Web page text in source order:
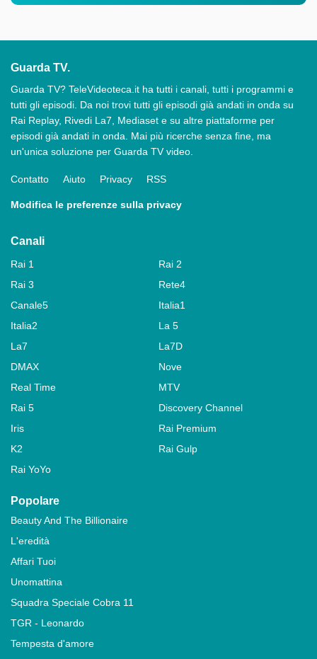
Guarda TV.
Guarda TV? TeleVideoteca.it ha tutti i canali, tutti i programmi e
tutti gli episodi. Da noi trovi tutti gli episodi già andati in onda su
Rai Replay, Rivedi La7, Mediaset e su altre piattaforme per
episodi già andati in onda. Mai più ricerche senza fine, ma
un'unica soluzione per Guarda TV video.
Contatto Aiuto Privacy RSS
Modifica le preferenze sulla privacy
Canali
Rai 1
Rai 2
Rai 3
Rete4
Canale5
Italia1
Italia2
La 5
La7
La7D
DMAX
Nove
Real Time
MTV
Rai 5
Discovery Channel
Iris
Rai Premium
K2
Rai Gulp
Rai YoYo
Popolare
Beauty And The Billionaire
L'eredità
Affari Tuoi
Unomattina
Squadra Speciale Cobra 11
TGR - Leonardo
Tempesta d'amore